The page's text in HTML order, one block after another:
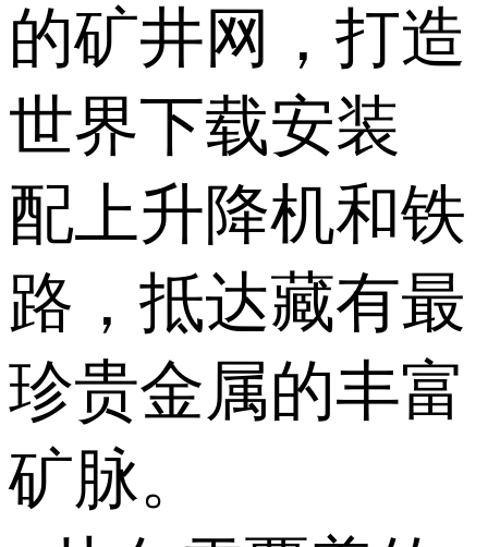
的矿井网，打造
世界下载安装
配上升降机和铁
路，抵达藏有最
珍贵金属的丰富
矿脉。